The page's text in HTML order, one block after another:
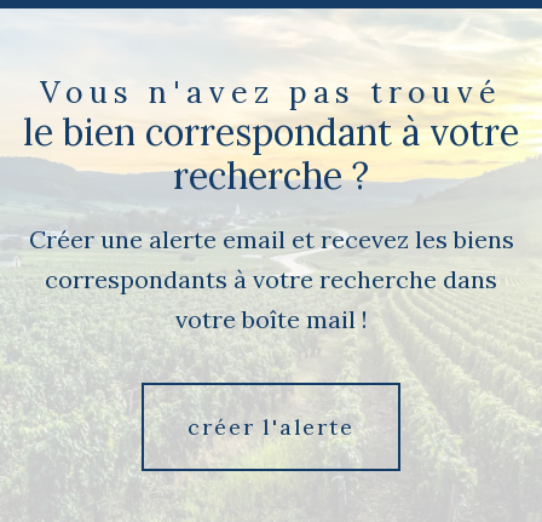
Vous n'avez pas trouvé
le bien correspondant à votre
recherche ?
Créer une alerte email et recevez les biens
correspondants à votre recherche dans
votre boîte mail !
créer l'alerte